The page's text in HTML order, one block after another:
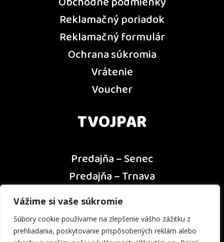
Vážime si vaše súkromie
Súbory cookie používame na zlepšenie vášho zážitku z
prehliadania, poskytovanie prispôsobených reklám alebo
Reklamačný poriadok
Reklamačný formulár
Ochrana súkromia
Vrátenie
Voucher
TVOJPAR
Predajňa – Senec
Predajňa – Trnava
Predajňa – Dunajská Streda
Predajňa – Nitra
Kontakt